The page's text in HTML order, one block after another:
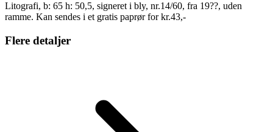
Litografi, b: 65 h: 50,5, signeret i bly, nr.14/60, fra 19??, uden
ramme. Kan sendes i et gratis paprør for kr.43,-
Flere detaljer